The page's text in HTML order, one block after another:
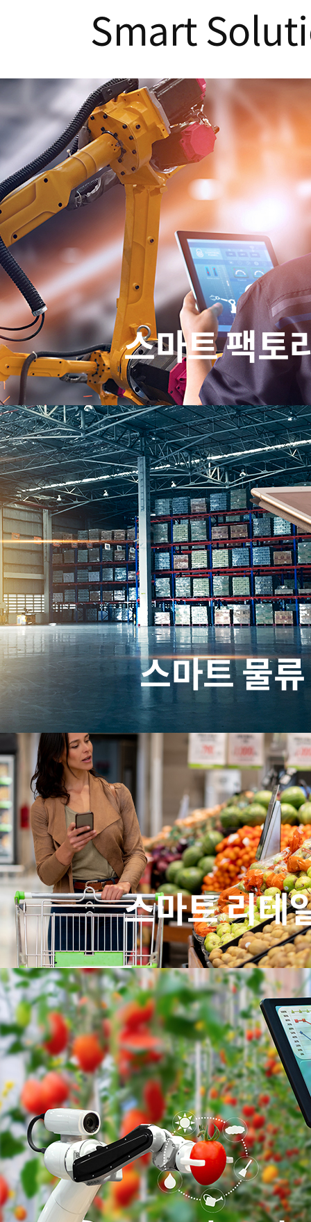
Smart
스마트 팩토
스마트 물류
스마트 리테